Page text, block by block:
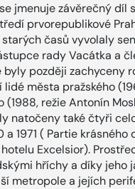
jmenuje závěrečný díl
prvorepublikové
časů vyvolaly
rady Vacátka a
později zachyceny
města pražského
režie Antonín
natočeny také čtyři
1971 ( Partie krásného
Excelsior).
hříchy a díky jeho
metropole a jejích